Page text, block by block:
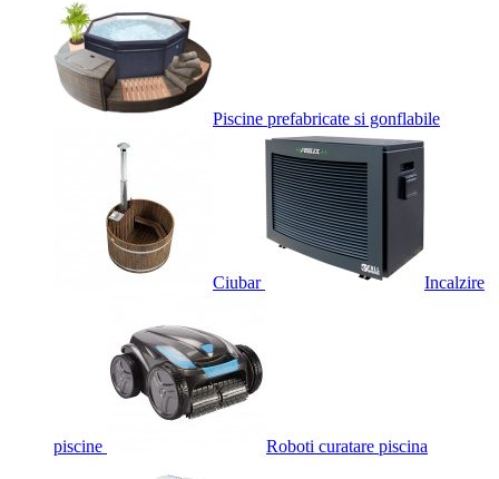
Piscine prefabricate si gonflabile
Ciubar Incalzire
piscine Roboti curatare piscina